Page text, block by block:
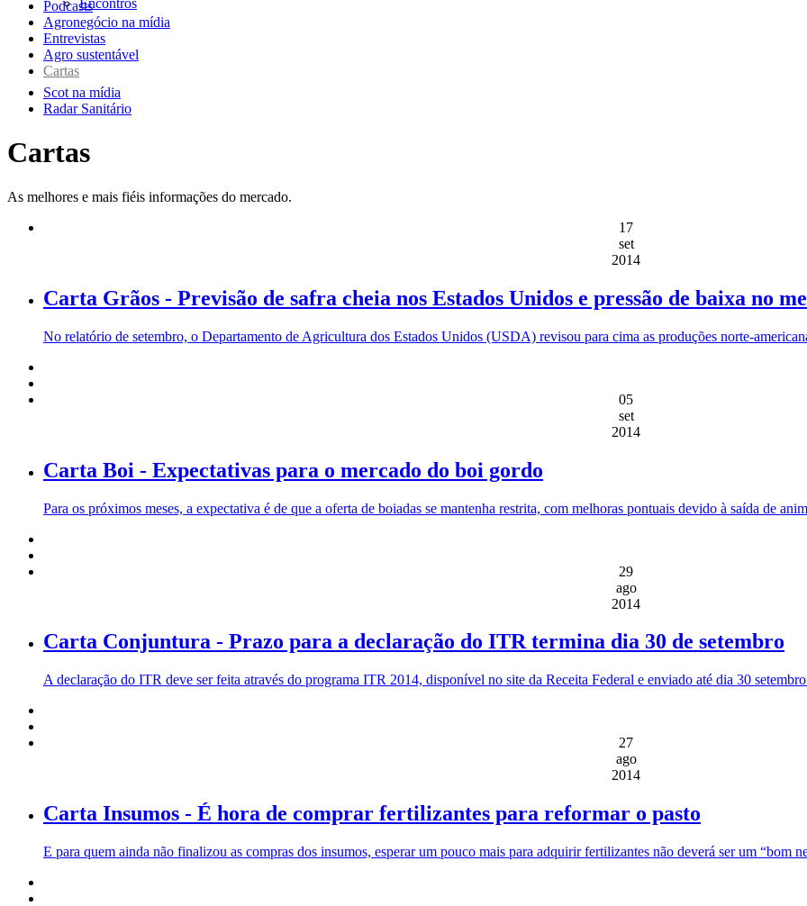
Encontros
Podcasts
Agronegócio na mídia
Entrevistas
Agro sustentável
Cartas
Scot na mídia
Radar Sanitário
Cartas
As melhores e mais fiéis informações do mercado.
17
set
2014
Carta Grãos - Previsão de safra cheia nos Estados Unidos e pressão de baixa no
No relatório de setembro, o Departamento de Agricultura dos Estados Unidos (USDA) revisou para cima as produções norte-
05
set
2014
Carta Boi - Expectativas para o mercado do boi gordo
Para os próximos meses, a expectativa é de que a oferta de boiadas se mantenha restrita, com melhoras pontuais devido à saída de
29
ago
2014
Carta Conjuntura - Prazo para a declaração do ITR termina dia 30 de setembro
A declaração do ITR deve ser feita através do programa ITR 2014, disponível no site da Receita Federal e enviado até dia 30
27
ago
2014
Carta Insumos - É hora de comprar fertilizantes para reformar o pasto
E para quem ainda não finalizou as compras dos insumos, esperar um pouco mais para adquirir fertilizantes não deverá ser um “bom